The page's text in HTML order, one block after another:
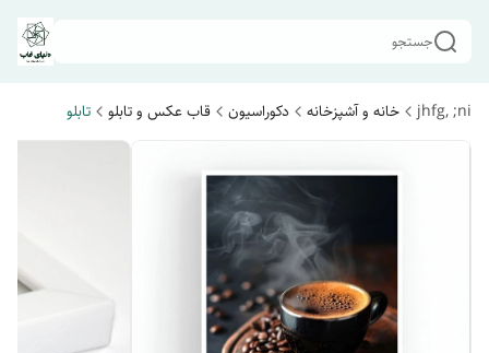
جستجو
jhfg, ;ni خانه و آشپزخانه دکوراسیون قاب عکس و تابلو تابلو